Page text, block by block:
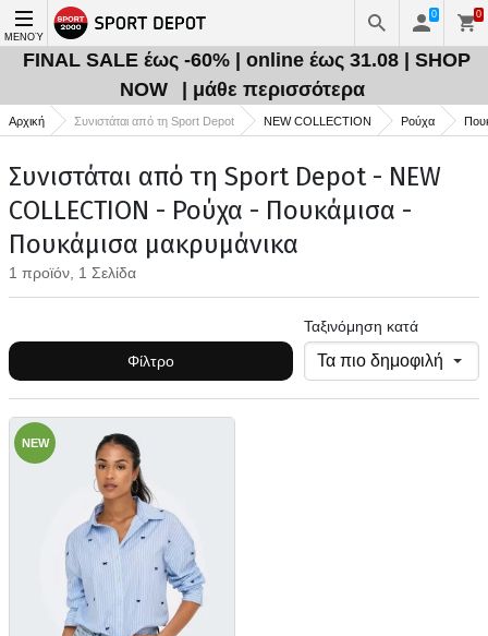
ΜΕΝΟΎ
0 0
FINAL SALE έως -60% | online έως 31.08 | SHOP
NOW
| μάθε περισσότερα
Αρχική Συνιστάται από τη Sport Depot NEW COLLECTION Ρούχα
Συνιστάται από τη Sport Depot - NEW
COLLECTION - Ρούχα - Πουκάμισα -
Πουκάμισα μακρυμάνικα
1 προϊόν, 1 Σελίδα
Φίλτρο
Ταξινόμηση κατά
NEW